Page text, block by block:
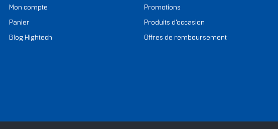
Mon compte
Panier
Blog Hightech
Promotions
Produits d'occasion
Offres de remboursement